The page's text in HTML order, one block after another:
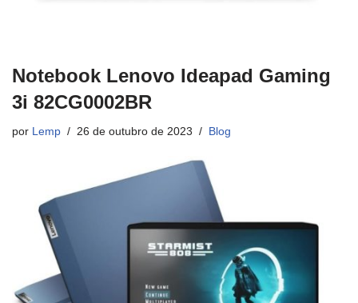
Notebook Lenovo Ideapad Gaming
3i ‎82CG0002BR
por Lemp 26 de outubro de 2023 Blog